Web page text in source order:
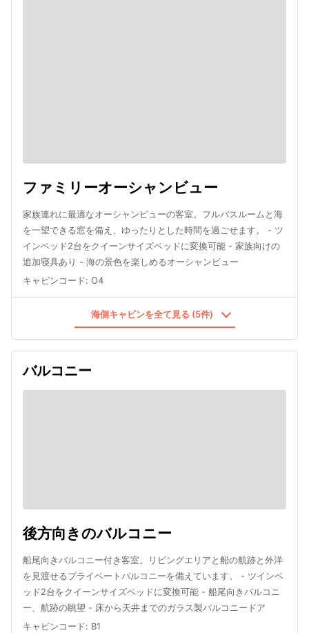
ファミリーオーシャンビュー
家族連れに最適なオーシャンビューの客室。フルバスルームと海
を一望できる窓を備え、ゆったりとした時間を過ごせます。 - ツ
インベッド2台をクイーンサイズベッドに変換可能 - 家族向けの
追加寝具あり - 海の景色を楽しめるオーシャンビュー
キャビンコード: O4
海側キャビンを全て見る (5件)
バルコニー
後方向きのバルコニー
船尾向きバルコニー付き客室。リビングエリアと船の航跡と外洋
を見渡せるプライベートバルコニーを備えています。 - ツインベ
ッド2台をクイーンサイズベッドに変換可能 - 船尾向きバルコニ
ー、航跡の眺望 - 床から天井までのガラス製バルコニードア
キャビンコード: B1